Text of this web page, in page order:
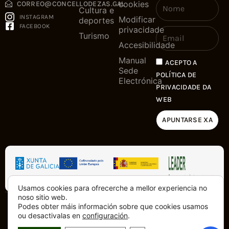
CORREO@CONCELLODEZAS.GAL
INSTAGRAM
FACEBOOK
Cultura e
deportes
Turismo
cookies
Modificar
privacidade
Accesibilidade
Manual
Sede
Electrónica
ACEPTO A
POLÍTICA DE
PRIVACIDADE DA
WEB
APUNTARSE XA
Copyright © 2025. Tódolos dereitos
reservados
Feito con
dende a Costa da
Usamos cookies para ofrecerche a mellor experiencia no
noso sitio web.
Podes obter máis información sobre que cookies usamos
ou desactivalas en configuración.